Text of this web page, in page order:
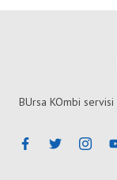
BUrsa KOmbi